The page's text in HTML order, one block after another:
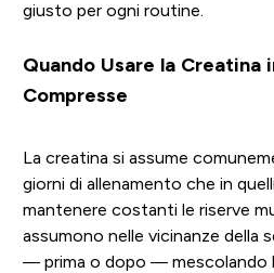
giusto per ogni routine.
Quando Usare la Creatina
Compresse
La creatina si assume
giorni di allenamento che in
mantenere costanti le riserve
assumono nelle vicinanze della
— prima o dopo — mescolando